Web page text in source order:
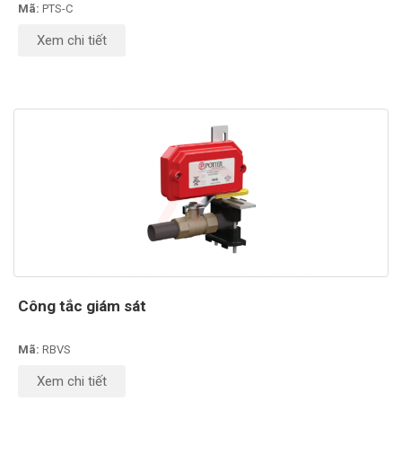
Mã: PTS-C
Xem chi tiết
Công tắc giám sát
Mã: RBVS
Xem chi tiết